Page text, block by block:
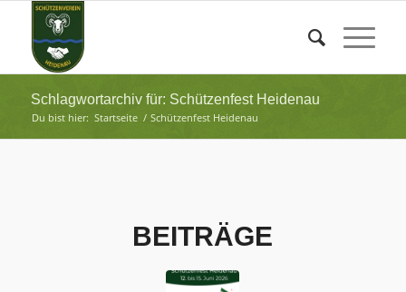
Schlagwortarchiv für: Schützenfest Heidenau
Du bist hier: Startseite / Schützenfest Heidenau
BEITRÄGE